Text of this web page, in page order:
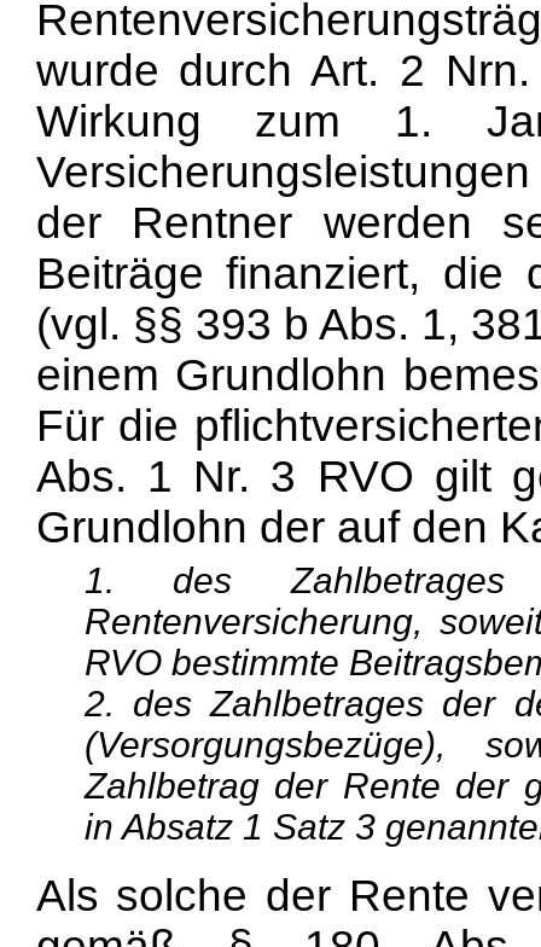
wurde durch Art. 2
Wirkung zum 1.
der Rentner werden
Beiträge finanziert, die
(vgl. §§ 393 b Abs. 1,
einem Grundlohn
Für die
Abs. 1 Nr. 3 RVO gilt
Grundlohn der auf den
1. des
Rentenversicherung,
RVO bestimmte
2. des Zahlbetrages der
(Versorgungsbezüge),
Zahlbetrag der Rente der
in Absatz 1 Satz 3
Als solche der Rente